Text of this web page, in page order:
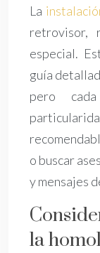
La
retrovisor,
especial.
guía
pero
o buscar
y mensajes
la